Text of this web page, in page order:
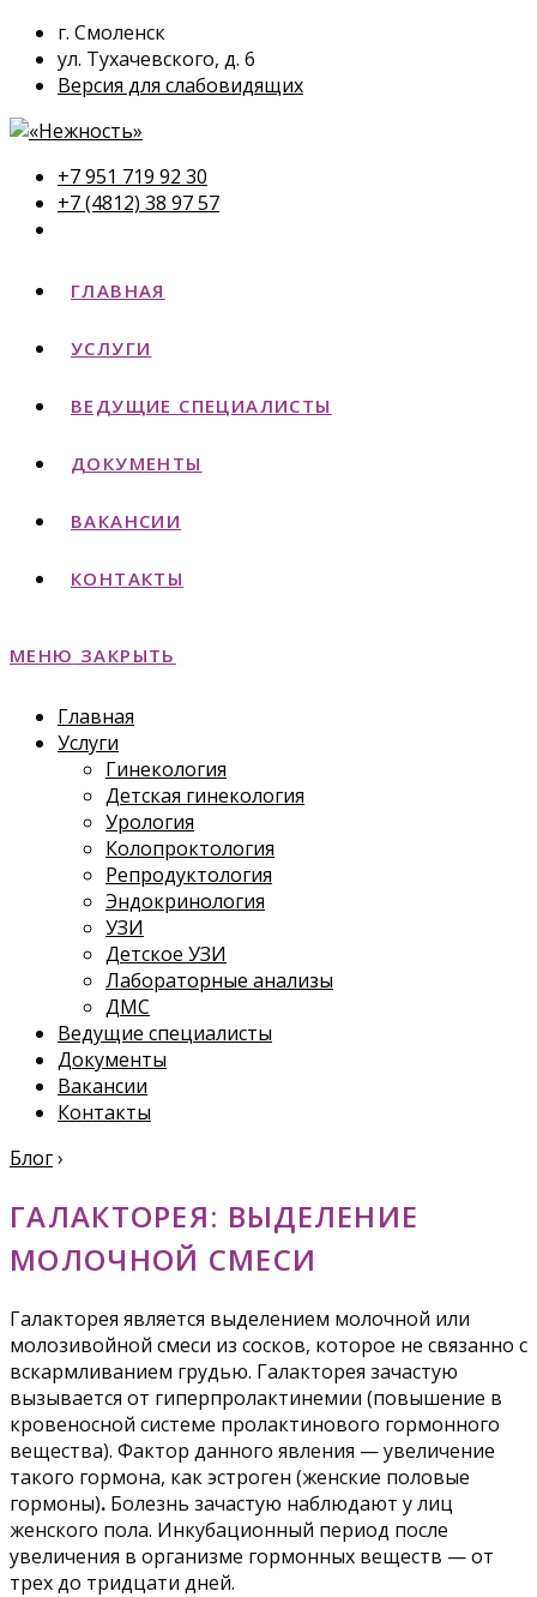
г. Смоленск
ул. Тухачевского, д. 6
Версия для слабовидящих
+7 951 719 92 30
+7 (4812) 38 97 57
ГЛАВНАЯ
УСЛУГИ
ВЕДУЩИЕ СПЕЦИАЛИСТЫ
ДОКУМЕНТЫ
ВАКАНСИИ
КОНТАКТЫ
МЕНЮ ЗАКРЫТЬ
Главная
Услуги
Гинекология
Детская гинекология
Урология
Колопроктология
Репродуктология
Эндокринология
УЗИ
Детское УЗИ
Лабораторные анализы
ДМС
Ведущие специалисты
Документы
Вакансии
Контакты
Блог›
ГАЛАКТОРЕЯ: ВЫДЕЛЕНИЕ
МОЛОЧНОЙ СМЕСИ
Галакторея является выделением молочной или
молозивойной смеси из сосков, которое не связанно с
вскармливанием грудью. Галакторея зачастую
вызывается от гиперпролактинемии (повышение в
кровеносной системе пролактинового гормонного
вещества). Фактор данного явления — увеличение
такого гормона, как эстроген (женские половые
гормоны). Болезнь зачастую наблюдают у лиц
женского пола. Инкубационный период после
увеличения в организме гормонных веществ — от
трех до тридцати дней.